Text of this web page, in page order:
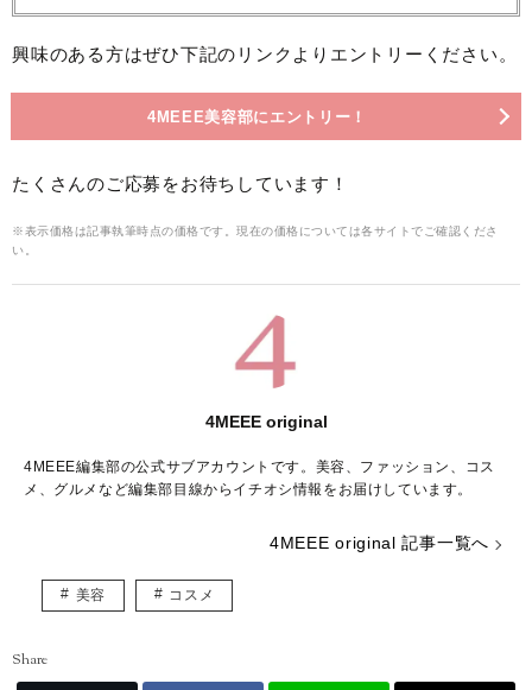
興味のある方はぜひ下記のリンクよりエントリーください。
4MEEE美容部にエントリー！
たくさんのご応募をお待ちしています！
※表示価格は記事執筆時点の価格です。現在の価格については各サイトでご確認くださ
い。
4MEEE original
4MEEE編集部の公式サブアカウントです。美容、ファッション、コス
メ、グルメなど編集部目線からイチオシ情報をお届けしています。
4MEEE original 記事一覧へ
美容 コスメ
Share